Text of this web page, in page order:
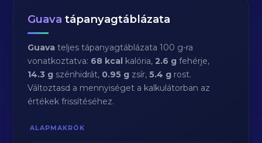
Guava tápanyagtáblázata
Guava teljes tápanyagtáblázata 100 g-ra
vonatkoztatva: 68 kcal kalória,2.6 g fehérje,
14.3 g szénhidrát, 0.95 g zsír,5.4 g rost.
Változtasd a mennyiséget a kalkulátorban az
értékek frissítéséhez.
ALAPMAKRÓK